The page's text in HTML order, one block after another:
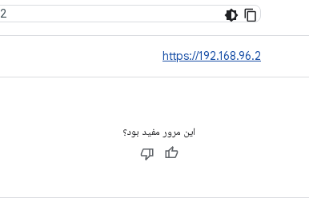
https://192.168.96.2
این مرور مفید بود؟